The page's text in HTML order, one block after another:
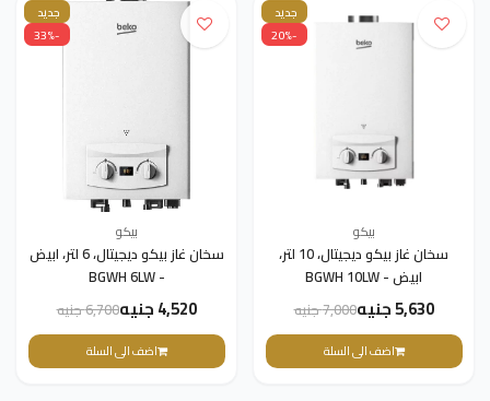
جديد
-20%
بيكو
سخان غاز بيكو ديجيتال، 10 لتر،
ابيض - BGWH 10LW
5,630 جنيه 7,000 جنيه
اضف الى السلة
جديد
-33%
بيكو
سخان غاز بيكو ديجيتال، 6 لتر، ابيض
- BGWH 6LW
4,520 جنيه 6,700 جنيه
اضف الى السلة